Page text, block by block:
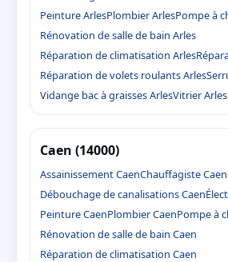
Peinture ArlesPlombier ArlesPompe à
Rénovation de salle de bain Arles
Réparation de climatisation Arles
Réparation de volets roulants Arles
Vidange bac à graisses ArlesVitrier Arles
Caen (14000)
Assainissement CaenChauffagiste Caen
Débouchage de canalisations Caen
Peinture CaenPlombier CaenPompe à
Rénovation de salle de bain Caen
Réparation de climatisation Caen